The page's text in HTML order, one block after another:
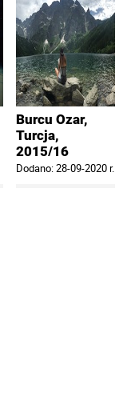
Burcu Ozar,
Turcja,
2015/16
Dodano: 28-09-2020 r.